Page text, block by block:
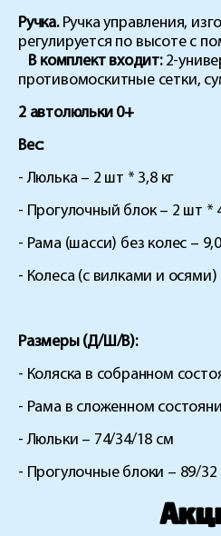
Ручка.Ручка управления,
регулируется по высоте с
В комплект входит:2-
противомоскитные сетки,
2 автолюльки 0+
Вес:
- Люлька – 2 шт * 3,8 кг
- Прогулочный блок – 2 шт *
- Рама (шасси) без колес –
- Колеса (с вилками и осями)
Размеры (Д/Ш/В):
- Коляска в собранном
- Рама в сложенном
- Люльки – 74/34/18 см
- Прогулочные блоки – 89/32